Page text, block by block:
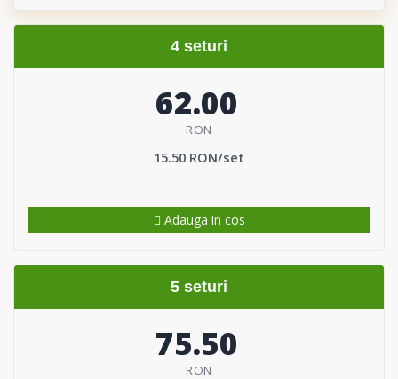
4 seturi
62.00
RON
15.50 RON/set
Adauga in cos
5 seturi
75.50
RON